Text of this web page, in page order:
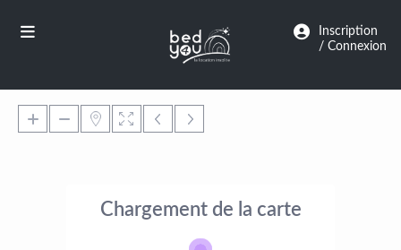
Inscription
/ Connexion
Chargement de la carte